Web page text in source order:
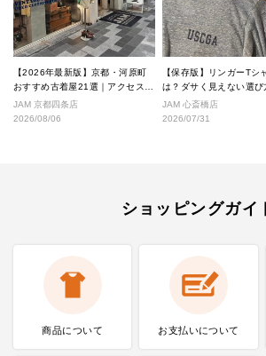
【2026年最新版】京都・河原町
おすすめ古着屋21選｜アクセス良
好な絶対行くべきショップ厳選！
JAM 京都四条店
2026/08/06
【保存版】リンガーTシ
は？ダサく見えない選び
なし完全ガイド
JAM 心斎橋店
2026/07/31
ショッピングガイ
商品について お支払いについて